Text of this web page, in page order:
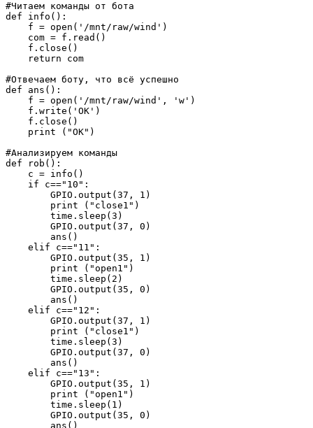
#Читаем команды от бота
def info():
    f = open('/mnt/raw/wind')
    com = f.read()
    f.close()
    return com
#Отвечаем боту, что всё успешно
def ans():
    f = open('/mnt/raw/wind', 'w')
    f.write('OK')
    f.close()
    print ("OK")
#Анализируем команды
def rob():
    c = info()
    if c=="10":
        GPIO.output(37, 1)
        print ("close1")
        time.sleep(3)
        GPIO.output(37, 0)
        ans()
    elif c=="11":
        GPIO.output(35, 1)
        print ("open1")
        time.sleep(2)
        GPIO.output(35, 0)
        ans()
    elif c=="12":
        GPIO.output(37, 1)
        print ("close1")
        time.sleep(3)
        GPIO.output(37, 0)
        ans()
    elif c=="13":
        GPIO.output(35, 1)
        print ("open1")
        time.sleep(1)
        GPIO.output(35, 0)
        ans()